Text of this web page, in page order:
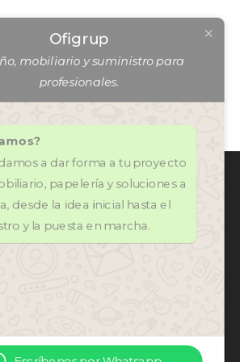
272
Coworking, Despacho
4, 07800 Ibiza
Ofigrup
a dar forma a tu proyecto
papelería y soluciones a
desde la idea inicial hasta el
y la puesta en marcha.